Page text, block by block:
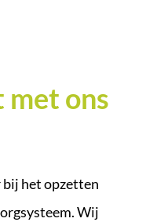
met ons
bij het opzetten
Wij